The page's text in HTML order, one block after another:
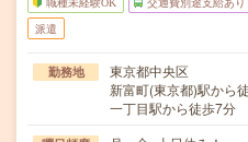
職種未経験OK 交通費別途支給あり
派遣
勤務地
東京都中央区
新富町(東京都)駅から
一丁目駅から徒歩7分